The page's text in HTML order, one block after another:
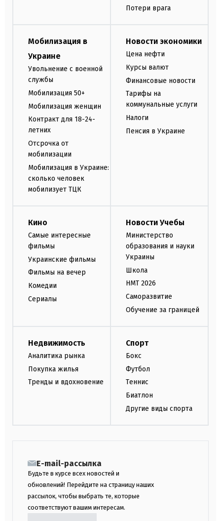
Потери врага
Мобилизация в
Украине
Увольнение с военной
службы
Мобилизация 50+
Мобилизация женщин
Контракт для 18-24-
летних
Отсрочка от
мобилизации
Мобилизация в Украине:
сколько человек
мобилизует ТЦК
Новости экономики
Цена нефти
Курсы валют
Финансовые новости
Тарифы на
коммунальные услуги
Налоги
Пенсия в Украине
Кино
Самые интересные
фильмы
Украинские фильмы
Фильмы на вечер
Комедии
Сериалы
Новости Учебы
Министерство
образования и науки
Украины
Школа
НМТ 2026
Саморазвитие
Обучение за границей
Недвижимость
Аналитика рынка
Покупка жилья
Тренды и вдохновение
Спорт
Бокс
Футбол
Теннис
Биатлон
Другие виды спорта
E-mail-рассылка
Будьте в курсе всех новостей и
обновлений! Перейдите на страницу наших
рассылок, чтобы выбрать те, которые
соответствуют вашим интересам.